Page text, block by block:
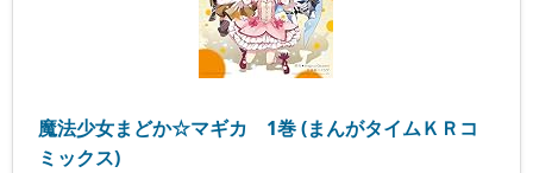
魔法少女まどか☆マギカ 1巻 (まんがタイムＫＲコ
ミックス)